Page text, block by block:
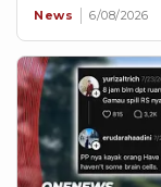
News 6/08/2026